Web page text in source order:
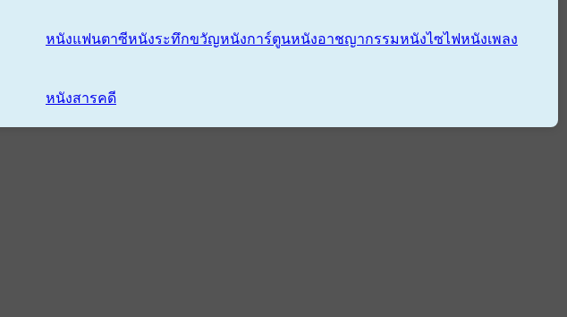
หนังแฟนตาซีหนังระทึกขวัญหนังการ์ตูนหนังอาชญากรรมหนังไซไฟหนังเพลง
หนังสารคดี